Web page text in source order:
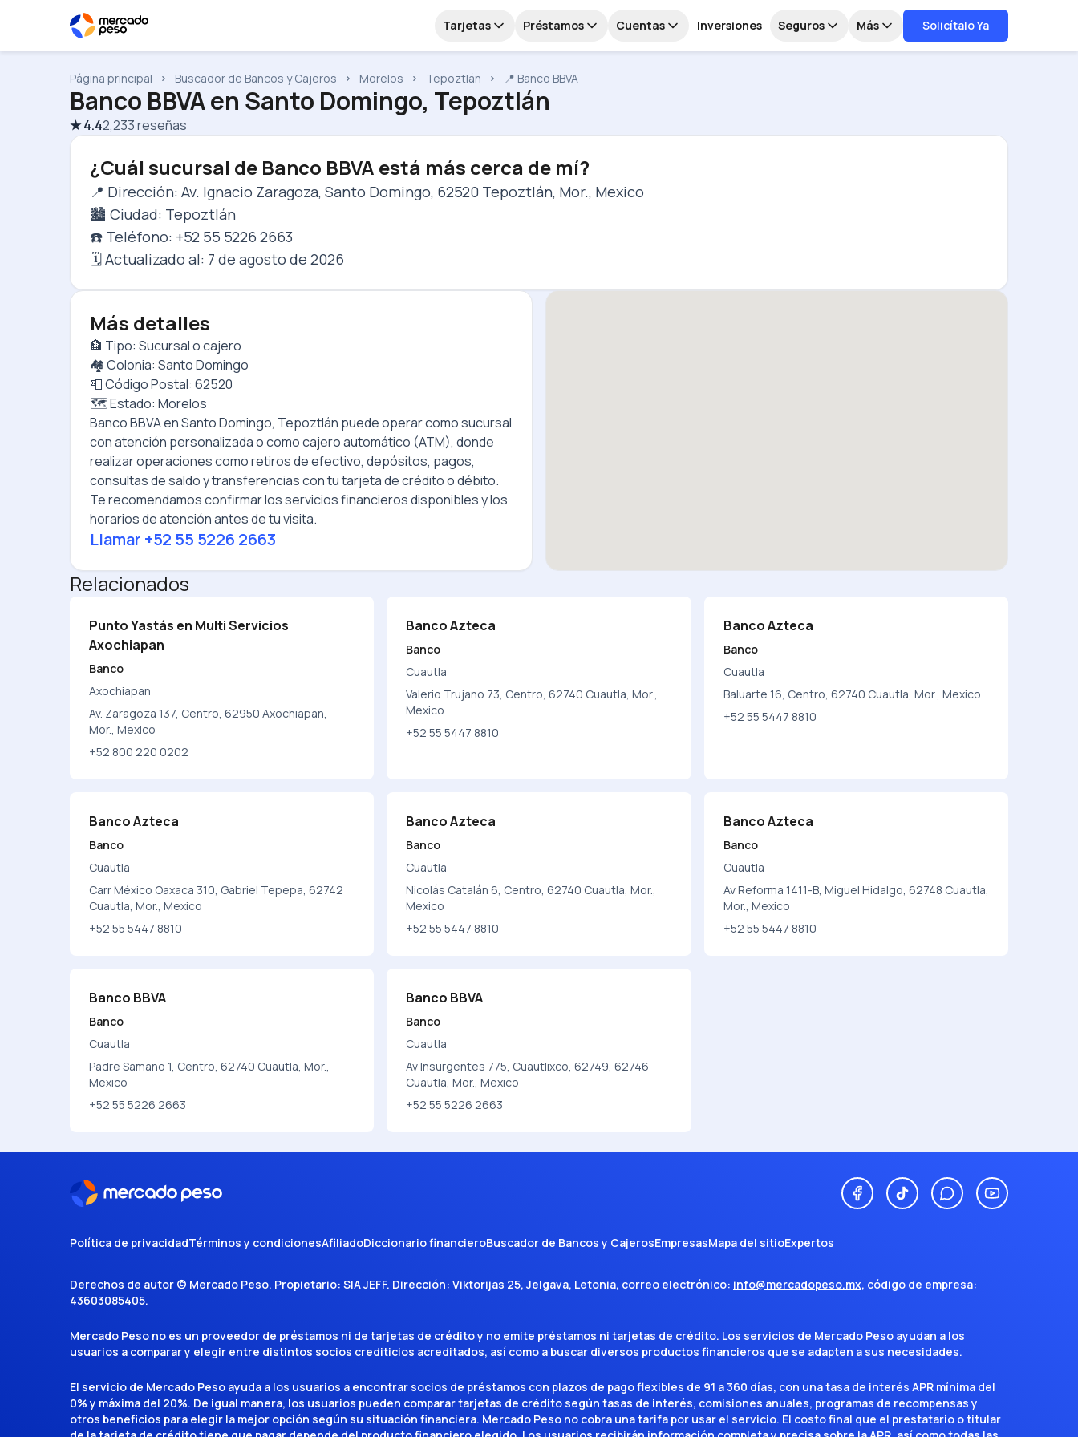
Tarjetas Préstamos Cuentas Inversiones Seguros Más Solicítalo Ya
Página principal Buscador de Bancos y Cajeros Morelos Tepoztlán 📍 Banco BBVA
Banco BBVAen Santo Domingo, Tepoztlán
★4.42,233reseñas
¿Cuál sucursal de Banco BBVA está más cerca de mí?
📍 Dirección: Av. Ignacio Zaragoza, Santo Domingo, 62520 Tepoztlán, Mor., Mexico
🏙️ Ciudad: Tepoztlán
☎️ Teléfono: +52 55 5226 2663
🗓️ Actualizado al: 7 de agosto de 2026
Más detalles
🏦 Tipo: Sucursal o cajero
🏘️ Colonia: Santo Domingo
📮 Código Postal: 62520
🗺️ Estado: Morelos
Banco BBVAenSanto Domingo, Tepoztlán puede operar como sucursal
con atención personalizada o como cajero automático (ATM), donde
realizar operaciones como retiros de efectivo, depósitos, pagos,
consultas de saldo y transferencias con tu tarjeta de crédito o débito.
Te recomendamos confirmar los servicios financieros disponibles y los
horarios de atención antes de tu visita.
Llamar +52 55 5226 2663
Relacionados
Punto Yastás en Multi Servicios
Axochiapan
Banco
Axochiapan
Av. Zaragoza 137, Centro, 62950 Axochiapan,
Mor., Mexico
+52 800 220 0202
Banco Azteca
Banco
Cuautla
Valerio Trujano 73, Centro, 62740 Cuautla, Mor.,
Mexico
+52 55 5447 8810
Banco Azteca
Banco
Cuautla
Baluarte 16, Centro, 62740 Cuautla, Mor., Mexico
+52 55 5447 8810
Banco Azteca
Banco
Cuautla
Carr México Oaxaca 310, Gabriel Tepepa, 62742
Cuautla, Mor., Mexico
+52 55 5447 8810
Banco Azteca
Banco
Cuautla
Nicolás Catalán 6, Centro, 62740 Cuautla, Mor.,
Mexico
+52 55 5447 8810
Banco Azteca
Banco
Cuautla
Av Reforma 1411-B, Miguel Hidalgo, 62748 Cuautla,
Mor., Mexico
+52 55 5447 8810
Banco BBVA
Banco
Cuautla
Padre Samano 1, Centro, 62740 Cuautla, Mor.,
Mexico
+52 55 5226 2663
Banco BBVA
Banco
Cuautla
Av Insurgentes 775, Cuautlixco, 62749, 62746
Cuautla, Mor., Mexico
+52 55 5226 2663
Política de privacidadTérminos y condicionesAfiliadoDiccionario financieroBuscador de Bancos y CajerosEmpresasMapa del sitioExpertos
Derechos de autor © Mercado Peso. Propietario: SIA JEFF. Dirección: Viktorijas 25, Jelgava, Letonia, correo electrónico: info@mercadopeso.mx, código de empresa:
43603085405.
Mercado Peso no es un proveedor de préstamos ni de tarjetas de crédito y no emite préstamos ni tarjetas de crédito. Los servicios de Mercado Peso ayudan a los
usuarios a comparar y elegir entre distintos socios crediticios acreditados, así como a buscar diversos productos financieros que se adapten a sus necesidades.
El servicio de Mercado Peso ayuda a los usuarios a encontrar socios de préstamos con plazos de pago flexibles de 91 a 360 días, con una tasa de interés APR mínima del
0% y máxima del 20%. De igual manera, los usuarios pueden comparar tarjetas de crédito según tasas de interés, comisiones anuales, programas de recompensas y
otros beneficios para elegir la mejor opción según su situación financiera. Mercado Peso no cobra una tarifa por usar el servicio. El costo final que el prestatario o titular